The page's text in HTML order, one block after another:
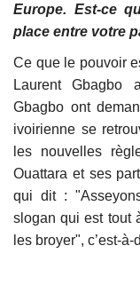
Europe. Est-ce
place entre votre
Ce que le pouvoir
Laurent Gbagbo
Gbagbo ont
ivoirienne se
les nouvelles
Ouattara et ses
qui dit :
slogan qui est tout
les broyer", c’est-